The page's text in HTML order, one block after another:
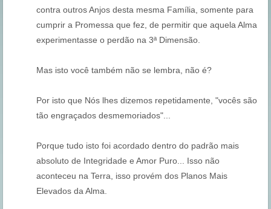
contra outros Anjos desta mesma Família, somente para
cumprir a Promessa que fez, de permitir que aquela Alma
experimentasse o perdão na 3ª Dimensão.
Mas isto você também não se lembra, não é?
Por isto que Nós lhes dizemos repetidamente, "vocês são
tão engraçados desmemoriados"...
Porque tudo isto foi acordado dentro do padrão mais
absoluto de Integridade e Amor Puro... Isso não
aconteceu na Terra, isso provém dos Planos Mais
Elevados da Alma.